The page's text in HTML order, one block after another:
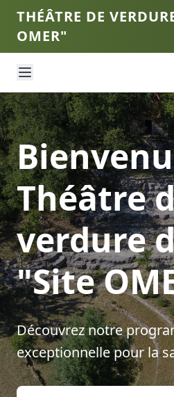
THÉÂTRE DE
OMER"
Théâtre
verdure
"Site
Découvrez notre
exceptionnelle pour la